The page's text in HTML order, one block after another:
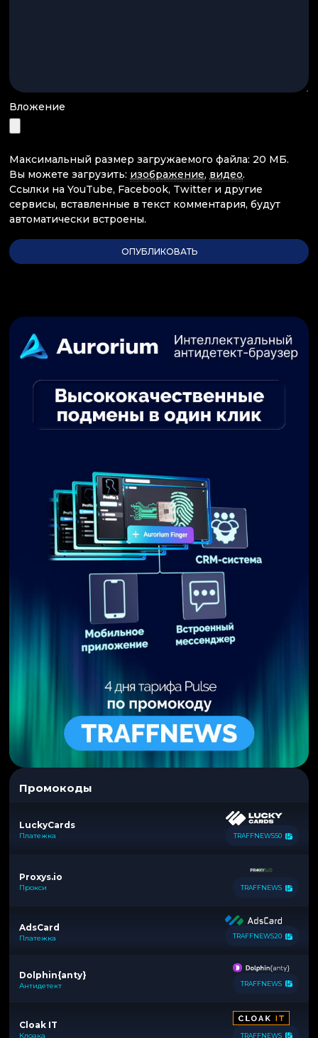
Вложение
Максимальный размер загружаемого файла: 20 МБ.
Вы можете загрузить: изображение, видео.
Ссылки на YouTube, Facebook, Twitter и другие
сервисы, вставленные в текст комментария, будут
автоматически встроены.
Промокоды
LuckyCards
Платежка TRAFFNEWS50
Proxys.io
Прокси TRAFFNEWS
AdsCard
Платежка TRAFFNEWS20
Dolphin{anty}
Антидетект TRAFFNEWS
Cloak IT
Клоака TRAFFNEWS